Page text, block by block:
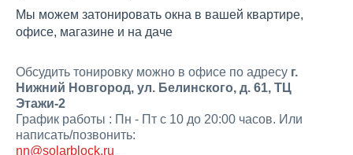
Мы можем затонировать окна в вашей квартире,
офисе, магазине и на даче
Обсудить тонировку можно в офисе по адресу г.
Нижний Новгород, ул. Белинского, д. 61, ТЦ
Этажи-2
График работы : Пн - Пт с 10 до 20:00 часов. Или
написать/позвонить:
nn@solarblock.ru